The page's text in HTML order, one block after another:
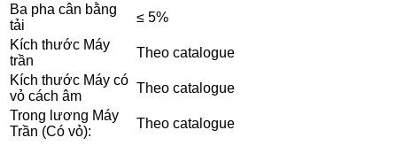
Ba pha cân bằng
tải
≤ 5%
Kích thước Máy
trần
Theo catalogue
Kích thước Máy có
vỏ cách âm
Theo catalogue
Trong lương Máy
Trần (Có vỏ):
Theo catalogue